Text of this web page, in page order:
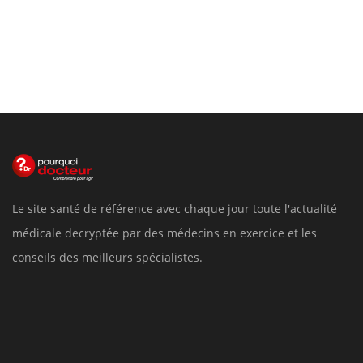
Le site santé de référence avec chaque jour toute l'actualité
médicale decryptée par des médecins en exercice et les
conseils des meilleurs spécialistes.